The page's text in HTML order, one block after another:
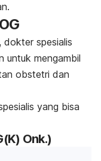
spesialis
untuk mengambil
obstetri dan
yang bisa
Onk.)